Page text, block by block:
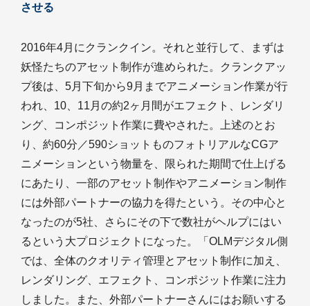
させる
2016年4月にクランクイン。それと並行して、まずは
妖怪たちのアセット制作が進められた。クランクアッ
プ後は、5月下旬から9月までアニメーション作業が行
われ、10、11月の約2ヶ月間がエフェクト、レンダリ
ング、コンポジット作業に費やされた。上述のとお
り、約60分／590ショットものフォトリアルなCGア
ニメーションという物量を、限られた期間で仕上げる
にあたり、一部のアセット制作やアニメーション制作
には外部パートナーの協力を得たという。その中心と
なったのが5社、さらにその下で数社がヘルプにはい
るという大プロジェクトになった。「OLMデジタル側
では、全体のクオリティ管理とアセット制作に加え、
レンダリング、エフェクト、コンポジット作業に注力
しました。また、外部パートナーさんにはお願いする